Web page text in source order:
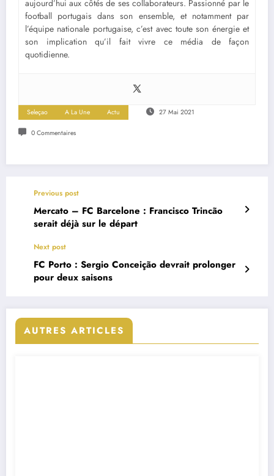
aujourd’hui aux côtés de ses collaborateurs. Passionné par le
football portugais dans son ensemble, et notamment par
l’équipe nationale portugaise, c’est avec toute son énergie et
son implication qu’il fait vivre ce média de façon
quotidienne.
Seleçao A La Une Actu 27 Mai 2021
0 Commentaires
Previous post
Mercato – FC Barcelone : Francisco Trincão
serait déjà sur le départ
Next post
FC Porto : Sergio Conceição devrait prolonger
pour deux saisons
AUTRES ARTICLES